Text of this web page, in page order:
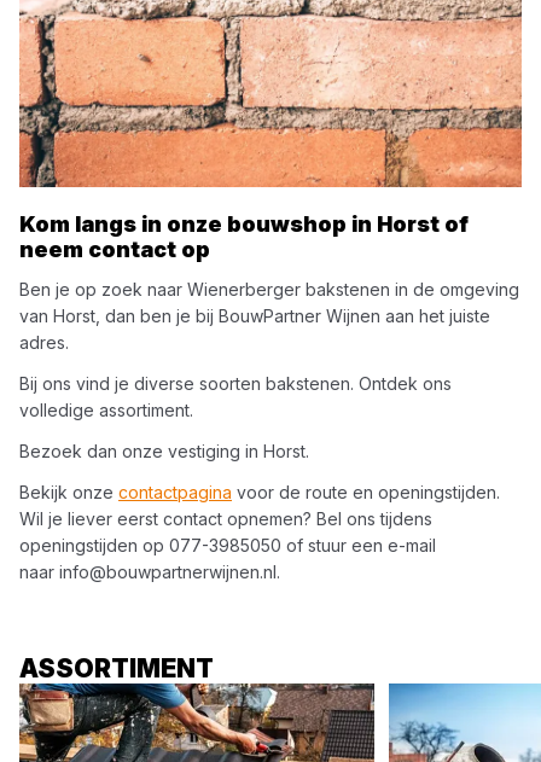
Kom langs in onze bouwshop in Horst of
neem contact op
Ben je op zoek naar Wienerberger bakstenen in de omgeving
van Horst , dan ben je bij BouwPartner Wijnen aan het juiste
adres.
Bij ons vind je diverse soorten bakstenen. Ontdek ons
volledige assortiment.
Bezoek dan onze vestiging in Horst.
Bekijk onze contactpagina voor de route en openingstijden.
Wil je liever eerst contact opnemen? Bel ons tijdens
openingstijden op 077-3985050 of stuur een e-mail
naar info@bouwpartnerwijnen.nl.
ASSORTIMENT